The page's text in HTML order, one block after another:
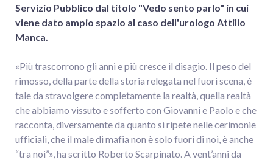
Servizio Pubblico dal titolo "Vedo sento parlo" in cui
viene dato ampio spazio al caso dell'urologo Attilio
Manca.
«Più trascorrono gli anni e più cresce il disagio. Il peso del
rimosso, della parte della storia relegata nel fuori scena, è
tale da stravolgere completamente la realtà, quella realtà
che abbiamo vissuto e sofferto con Giovanni e Paolo e che
racconta, diversamente da quanto si ripete nelle cerimonie
ufficiali, che il male di mafia non è solo fuori di noi, è anche
“tra noi”», ha scritto Roberto Scarpinato. A vent’anni da